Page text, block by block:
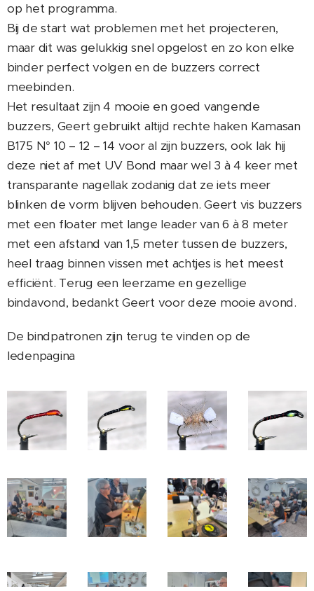
op het programma.
Bij de start wat problemen met het projecteren,
maar dit was gelukkig snel opgelost en zo kon elke
binder perfect volgen en de buzzers correct
meebinden.
Het resultaat zijn 4 mooie en goed vangende
buzzers, Geert gebruikt altijd rechte haken Kamasan
B175 N° 10 – 12 – 14 voor al zijn buzzers, ook lak hij
deze niet af met UV Bond maar wel 3 à 4 keer met
transparante nagellak zodanig dat ze iets meer
blinken de vorm blijven behouden. Geert vis buzzers
met een floater met lange leader van 6 à 8 meter
met een afstand van 1,5 meter tussen de buzzers,
heel traag binnen vissen met achtjes is het meest
efficiënt. Terug een leerzame en gezellige
bindavond, bedankt Geert voor deze mooie avond.
De bindpatronen zijn terug te vinden op de
ledenpagina